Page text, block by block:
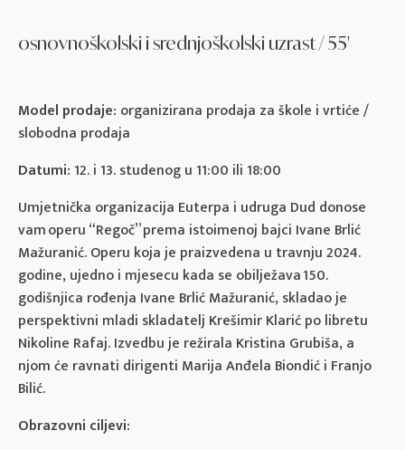
osnovnoškolski i srednjoškolski uzrast / 55'
Model prodaje: organizirana prodaja za škole i vrtiće /
slobodna prodaja
Datumi: 12. i 13. studenog u 11:00 ili 18:00
Umjetnička organizacija Euterpa i udruga Dud donose
vam operu “Regoč” prema istoimenoj bajci Ivane Brlić
Mažuranić. Operu koja je praizvedena u travnju 2024.
godine, ujedno i mjesecu kada se obilježava 150.
godišnjica rođenja Ivane Brlić Mažuranić, skladao je
perspektivni mladi skladatelj Krešimir Klarić po libretu
Nikoline Rafaj. Izvedbu je režirala Kristina Grubiša, a
njom će ravnati dirigenti Marija Anđela Biondić i Franjo
Bilić.
Obrazovni ciljevi: